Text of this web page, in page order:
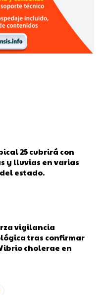
25 cubrirá con
y lluvias en varias
estado.
vigilancia
tras confirmar
cholerae en